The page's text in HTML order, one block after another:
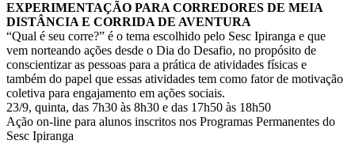
EXPERIMENTAÇÃO PARA CORREDORES DE MEIA
DISTÂNCIA E CORRIDA DE AVENTURA
“Qual é seu corre?” é o tema escolhido pelo Sesc Ipiranga e que
vem norteando ações desde o Dia do Desafio, no propósito de
conscientizar as pessoas para a prática de atividades físicas e
também do papel que essas atividades tem como fator de motivação
coletiva para engajamento em ações sociais.
23/9, quinta, das 7h30 às 8h30 e das 17h50 às 18h50
Ação on-line para alunos inscritos nos Programas Permanentes do
Sesc Ipiranga